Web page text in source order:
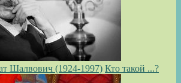
Шалвович (1924-1997) Кто такой ...?